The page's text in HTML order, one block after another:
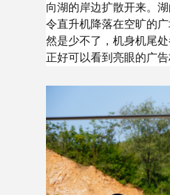
向湖的岸边扩散开来。
令直升机降落在空旷的
然是少不了，机身机尾
正好可以看到亮眼的广